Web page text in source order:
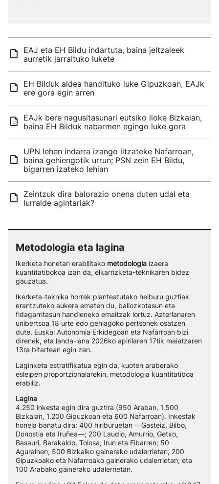
EAJ eta EH Bildu indartuta, baina jeltzaleek
aurretik jarraituko lukete
EH Bilduk aldea handituko luke Gipuzkoan, EAJk
ere gora egin arren
EAJk bere nagusitasunari eutsiko lioke Bizkaian,
baina EH Bilduk nabarmen egingo luke gora
UPN lehen indarra izango litzateke Nafarroan,
baina gehiengotik urrun; PSN zein EH Bildu,
bigarren izateko lehian
Zeintzuk dira balorazio onena duten udal eta
lurralde agintariak?
Metodologia eta lagina
Ikerketa honetan erabilitako metodologia izaera
kuantitatibokoa izan da, elkarrizketa-teknikaren bidez
gauzatua.
Ikerketa-teknika horrek planteatutako helburu guztiak
erantzuteko aukera ematen du, baliozkotasun eta
fidagarritasun handieneko emaitzak lortuz. Azterlanaren
unibertsoa 18 urte edo gehiagoko pertsonek osatzen
dute, Euskal Autonomia Erkidegoan eta Nafarroan bizi
direnek, eta landa-lana 2026ko apirilaren 17tik maiatzaren
13ra bitartean egin zen.
Laginketa estratifikatua egin da, kuoten araberako
esleipen proportzionalarekin, metodologia kuantitatiboa
erabiliz.
Lagina
4.250 inkesta egin dira guztira (950 Araban, 1.500
Bizkaian, 1.200 Gipuzkoan eta 600 Nafarroan). Inkestak
honela banatu dira: 400 hiriburuetan —Gasteiz, Bilbo,
Donostia eta Iruñea—; 200 Laudio, Amurrio, Getxo,
Basauri, Barakaldo, Tolosa, Irun eta Eibarren; 50
Agurainen; 500 Bizkaiko gainerako udalerrietan; 200
Gipuzkoako eta Nafarroako gainerako udalerrietan; eta
100 Arabako gainerako udalerrietan.